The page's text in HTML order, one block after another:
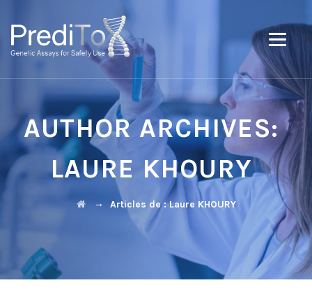
AUTHOR ARCHIVES:
LAURE KHOURY
→ Articles de : Laure KHOURY